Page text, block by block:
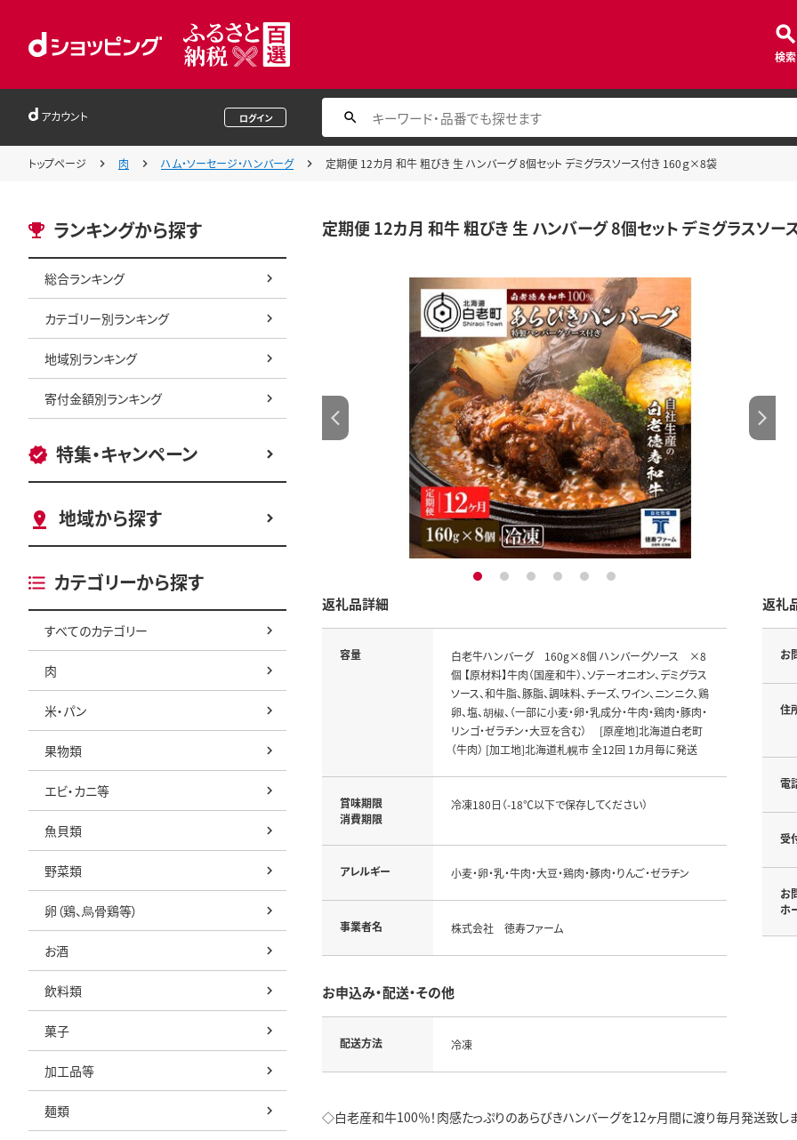
検索
アカウント ログイン
トップページ 肉 ハム・ソーセージ・ハンバーグ 定期便 12カ月 和牛 粗びき 生 ハンバーグ 8個セット デミグラスソース付き 160ｇ×8袋
ランキングから探す
総合ランキング
カテゴリー別ランキング
地域別ランキング
寄付金額別ランキング
特集・キャンペーン
地域から探す
カテゴリーから探す
すべてのカテゴリー
肉
米・パン
果物類
エビ・カニ等
魚貝類
野菜類
卵（鶏、烏骨鶏等）
お酒
飲料類
菓子
加工品等
麺類
定期便 12カ月 和牛 粗びき 生 ハンバーグ 8個セット デミグラスソ
1 2 3 4 5 6
返礼品詳細
容量
白老牛ハンバーグ 160g×8個 ハンバーグソース ×8
個 【原材料】牛肉（国産和牛）、ソテーオニオン、デミグラス
ソース、和牛脂、豚脂、調味料、チーズ、ワイン、ニンニク、鶏
卵、塩、胡椒、（一部に小麦・卵・乳成分・牛肉・鶏肉・豚肉・
リンゴ・ゼラチン・大豆を含む） [原産地]北海道白老町
（牛肉） [加工地]北海道札幌市 全12回 1カ月毎に発送
賞味期限
消費期限
冷凍180日（-18℃以下で保存してください）
アレルギー 小麦・卵・乳・牛肉・大豆・鶏肉・豚肉・りんご・ゼラチン
事業者名 株式会社 徳寿ファーム
お申込み・配送・その他
配送方法 冷凍
返礼
お
住
電
受
お
ホ
◇白老産和牛100％！肉感たっぷりのあらびきハンバーグを12ヶ月間に渡り毎月発送致し